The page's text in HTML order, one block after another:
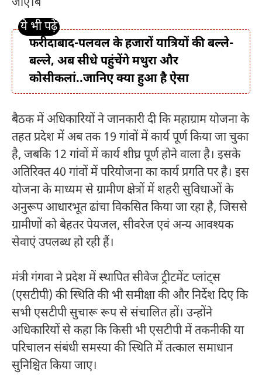
फरीदाबाद-पलवल के हजारों यात्रियों की बल्ले-
बल्ले, अब सीधे पहुंचेंगे मथुरा और
कोसीकलां..जानिए क्या हुआ है ऐसा
बैठक में अधिकारियों ने जानकारी दी कि महाग्राम योजना के
तहत प्रदेश में अब तक 19 गांवों में कार्य पूर्ण किया जा चुका
है, जबकि 12 गांवों में कार्य शीघ्र पूर्ण होने वाला है। इसके
अतिरिक्त 40 गांवों में परियोजना का कार्य प्रगति पर है। इस
योजना के माध्यम से ग्रामीण क्षेत्रों में शहरी सुविधाओं के
अनुरूप आधारभूत ढांचा विकसित किया जा रहा है, जिससे
ग्रामीणों को बेहतर पेयजल, सीवरेज एवं अन्य आवश्यक
सेवाएं उपलब्ध हो रही हैं।
मंत्री गंगवा ने प्रदेश में स्थापित सीवेज ट्रीटमेंट प्लांट्स
(एसटीपी) की स्थिति की भी समीक्षा की और निर्देश दिए कि
सभी एसटीपी सुचारू रूप से संचालित हों। उन्होंने
अधिकारियों से कहा कि किसी भी एसटीपी में तकनीकी या
परिचालन संबंधी समस्या की स्थिति में तत्काल समाधान
सुनिश्चित किया जाए।